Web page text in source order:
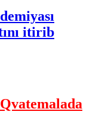
itirib
Qvatemalada